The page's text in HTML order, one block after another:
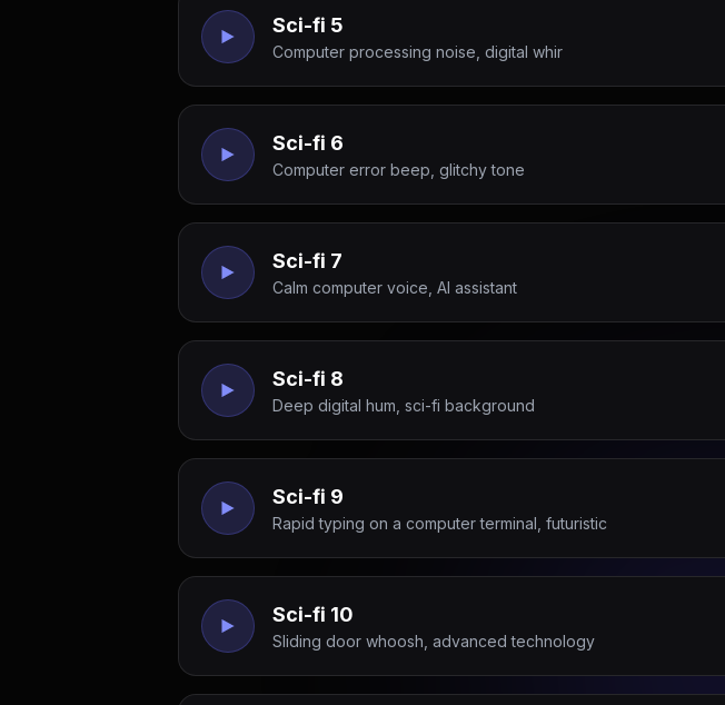
Sci-fi 5
Computer processing noise, digital whir
Sci-fi 6
Computer error beep, glitchy tone
Sci-fi 7
Calm computer voice, AI assistant
Sci-fi 8
Deep digital hum, sci-fi background
Sci-fi 9
Rapid typing on a computer terminal, futuristic
Sci-fi 10
Sliding door whoosh, advanced technology